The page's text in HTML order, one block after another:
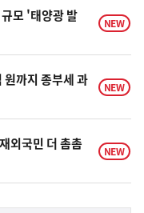
락
모 '태양광 발
NEW
까지 종부세 과
NEW
외국민 더 촘촘
NEW